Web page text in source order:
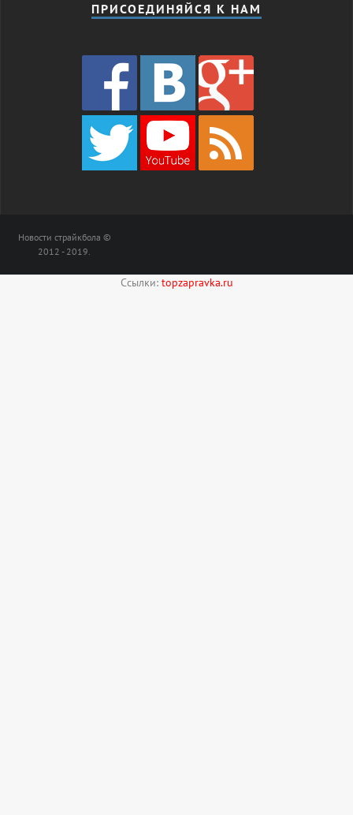
ПРИСОЕДИНЯЙСЯ К НАМ
Новости страйкбола ©
2012 - 2019.
Ссылки: topzapravka.ru